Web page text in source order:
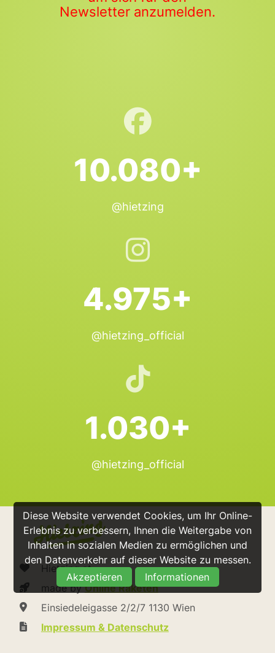
Diese Website verwendet Cookies, um Ihr Online-
Erlebnis zu verbessern, Ihnen die Weitergabe von
Inhalten in sozialen Medien zu ermöglichen und
den Datenverkehr auf dieser Website zu messen.
Akzeptieren
Informationen
Newsletter anzumelden.
10.080+
@hietzing
4.975+
@hietzing_official
1.030+
@hietzing_official
Hietzing.at
made byOnline Raketen
Einsiedeleigasse 2/2/7 1130 Wien
Impressum & Datenschutz